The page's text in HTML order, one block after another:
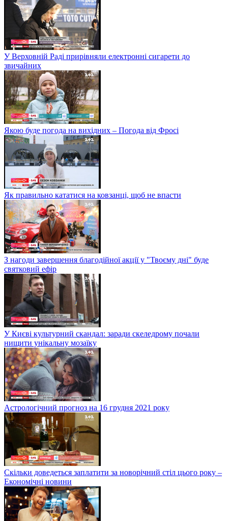
У Верховній Раді прирівняли електронні сигарети до
звичайних
Якою буде погода на вихідних – Погода від Фросі
Як правильно кататися на ковзанці, щоб не впасти
З нагоди завершення благодійної акції у "Твоєму дні" буде
святковий ефір
У Києві культурний скандал: заради скеледрому почали
нищити унікальну мозаїку
Астрологічний прогноз на 16 грудня 2021 року
Скільки доведеться заплатити за новорічний стіл цього року –
Економічні новини